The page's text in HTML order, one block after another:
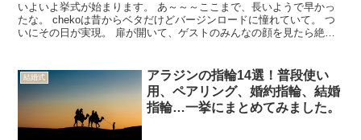
いよいよ挙式が始まります。 あ～～～ここまで、長いようで早かっ
たな。 chekoは昔からベタだけどバージンロードに憧れていて。 つ
いにその日が実現。 扉が開いて、ゲストのみんなの顔を見たら絶対
結婚式
アラジンの指輪14選！普段使い
用、ペアリング、婚約指輪、結婚
指輪…一挙にまとめてみました。